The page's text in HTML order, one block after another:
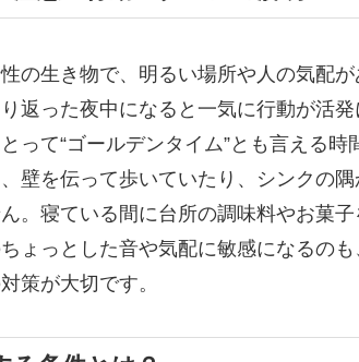
の生き物で、明るい場所や人の気配
返った夜中になると一気に行動が活
って“ゴールデンタイム”とも言える
壁を伝って歩いていたり、シンクの
。寝ている間に台所の調味料やお菓
ょっとした音や気配に敏感になるの
策が大切です。